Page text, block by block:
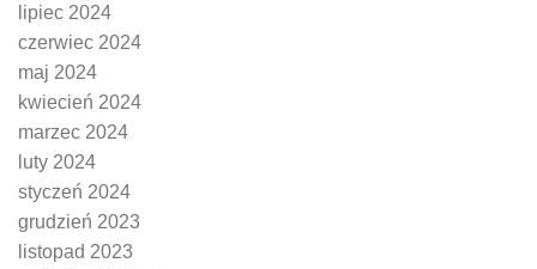
lipiec 2024
czerwiec 2024
maj 2024
kwiecień 2024
marzec 2024
luty 2024
styczeń 2024
grudzień 2023
listopad 2023